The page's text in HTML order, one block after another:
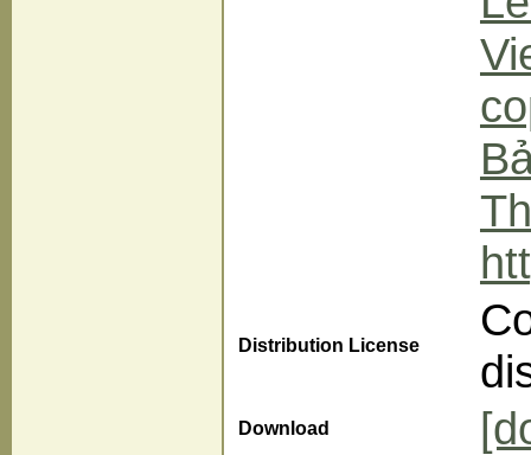
Distribution License
Download